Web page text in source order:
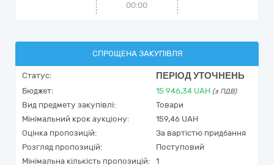
00:00
СПРОЩЕНА ЗАКУПІВЛЯ
Статус: ПЕРІОД УТОЧНЕНЬ
Бюджет: 15 946,34 UAH (з ПДВ)
Вид предмету закупівлі:
Товари
Мінімальний крок аукціону:
159,46 UAH
Оцінка пропозицій:
За вартістю придбання
Розгляд пропозицій:
Поступовий
Мінімальна кількість пропозицій:
1